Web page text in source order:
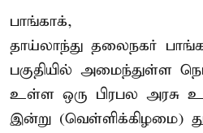
பாங்காக்,
தாய்லாந்து தலைநகர்
பகுதியில் அமைந்துள்ள
உள்ள ஒரு பிரபல அரசு
இன்று (வெள்ளிக்கிழமை)